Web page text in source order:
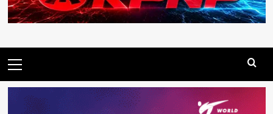
principal